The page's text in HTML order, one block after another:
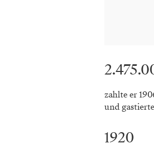
zahlte er
und
1920